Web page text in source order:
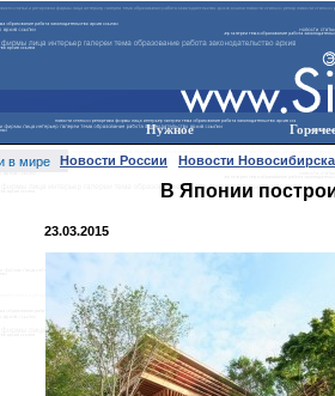
Нужное
в мире Новости России Новости Новосибирска
В Японии
23.03.2015